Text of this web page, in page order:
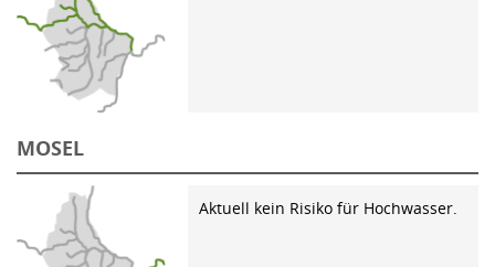
MOSEL
Aktuell kein Risiko für Hochwasser.